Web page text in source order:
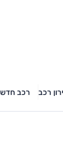
רכב רכב חדש